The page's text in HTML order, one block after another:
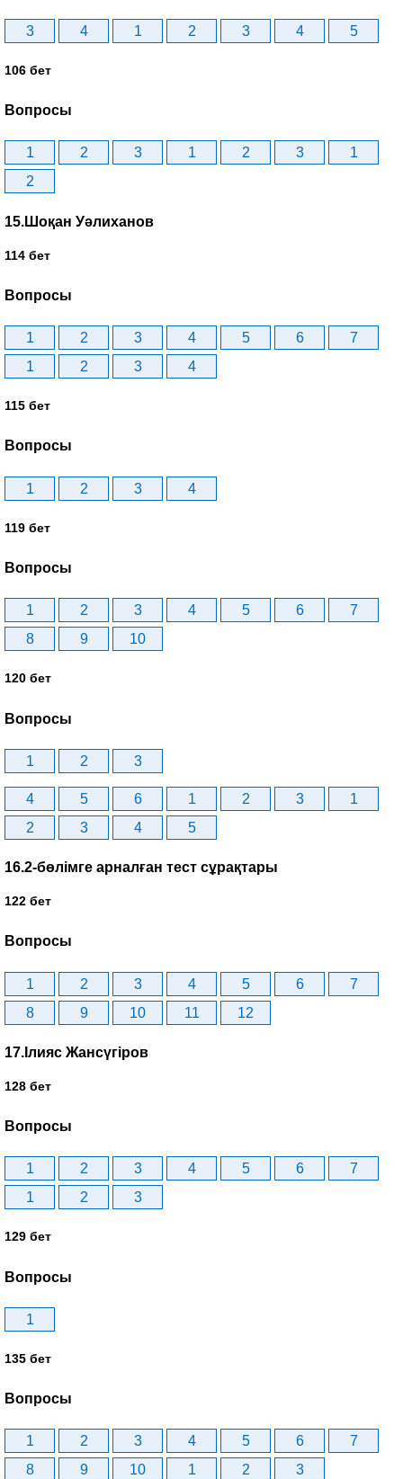
3 4 1 2 3 4 5
106 бет
Вопросы
1 2 3 1 2 3
1
2
15.Шоқан Уәлиханов
114 бет
Вопросы
1 2 3 4 5 6
7
1
2 3 4
115 бет
Вопросы
1 2 3 4
119 бет
Вопросы
1 2 3 4 5 6
7
8
9 10
120 бет
Вопросы
1 2 3
4 5 6 1 2 3
1
2
3 4 5
16.2-бөлімге арналған тест сұрақтары
122 бет
Вопросы
1 2 3 4 5 6
7
8
9 10 11 12
17.Ілияс Жансүгіров
128 бет
Вопросы
1 2 3 4 5 6
7
1
2 3
129 бет
Вопросы
1
135 бет
Вопросы
1 2 3 4 5 6
7
8
9 10 1 2 3